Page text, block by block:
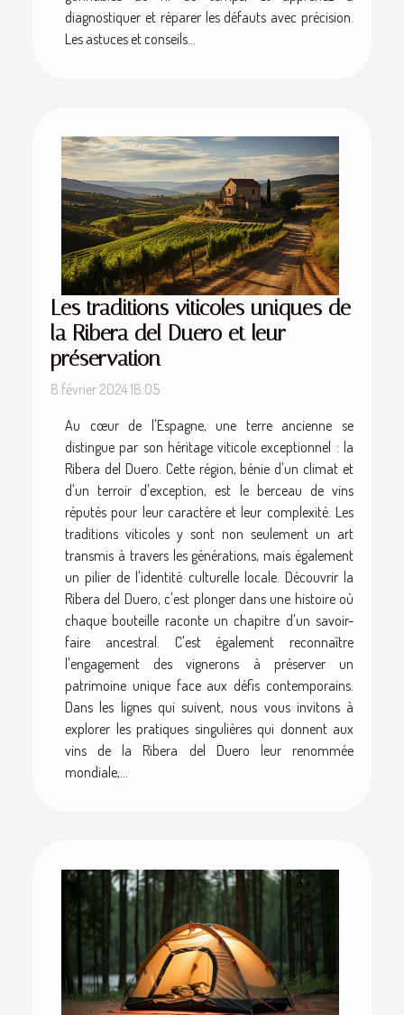
diagnostiquer et réparer les défauts avec précision.
Les astuces et conseils...
Les traditions viticoles uniques de
la Ribera del Duero et leur
préservation
8 février 2024 18:05
Au cœur de l'Espagne, une terre ancienne se
distingue par son héritage viticole exceptionnel : la
Ribera del Duero. Cette région, bénie d'un climat et
d'un terroir d'exception, est le berceau de vins
réputés pour leur caractère et leur complexité. Les
traditions viticoles y sont non seulement un art
transmis à travers les générations, mais également
un pilier de l'identité culturelle locale. Découvrir la
Ribera del Duero, c'est plonger dans une histoire où
chaque bouteille raconte un chapitre d'un savoir-
faire ancestral. C'est également reconnaître
l'engagement des vignerons à préserver un
patrimoine unique face aux défis contemporains.
Dans les lignes qui suivent, nous vous invitons à
explorer les pratiques singulières qui donnent aux
vins de la Ribera del Duero leur renommée
mondiale,...